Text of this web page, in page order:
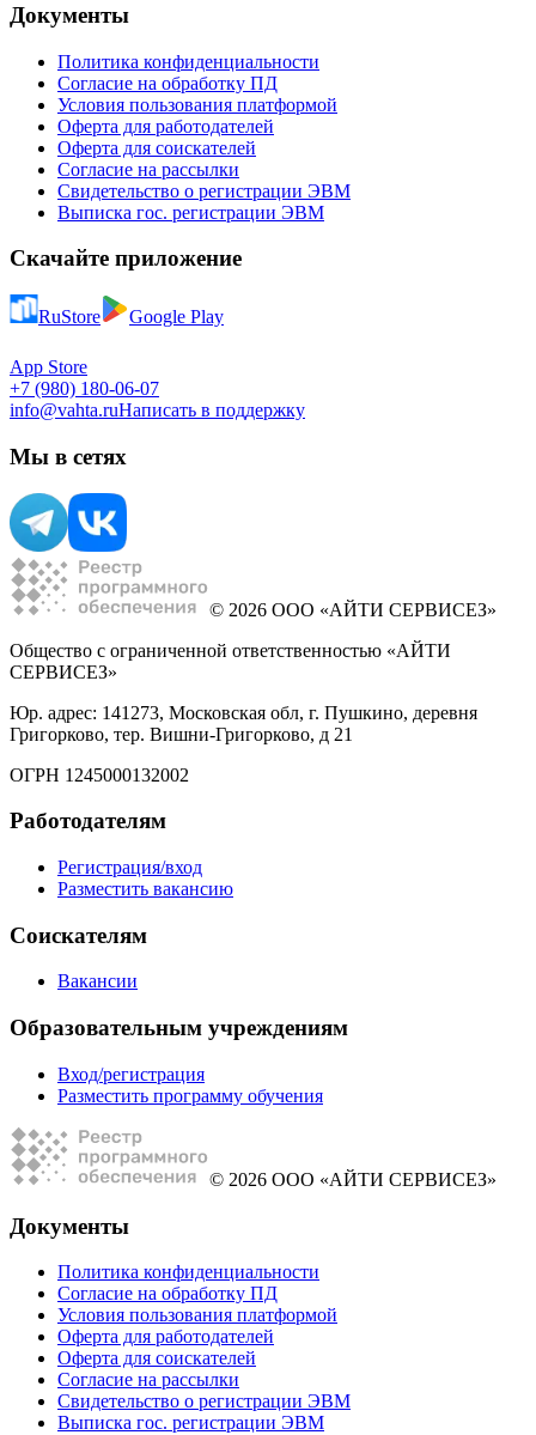
Документы
Политика конфиденциальности
Согласие на обработку ПД
Условия пользования платформой
Оферта для работодателей
Оферта для соискателей
Согласие на рассылки
Свидетельство о регистрации ЭВМ
Выписка гос. регистрации ЭВМ
Скачайте приложение
RuStore Google Play
App Store
+7 (980) 180-06-07
info@vahta.ruНаписать в поддержку
Мы в сетях
© 2026 ООО «АЙТИ СЕРВИСЕЗ»
Общество с ограниченной ответственностью «АЙТИ
СЕРВИСЕЗ»
Юр. адрес: 141273, Московская обл, г. Пушкино, деревня
Григорково, тер. Вишни-Григорково, д 21
ОГРН 1245000132002
Работодателям
Регистрация/вход
Разместить вакансию
Соискателям
Вакансии
Образовательным учреждениям
Вход/регистрация
Разместить программу обучения
© 2026 ООО «АЙТИ СЕРВИСЕЗ»
Документы
Политика конфиденциальности
Согласие на обработку ПД
Условия пользования платформой
Оферта для работодателей
Оферта для соискателей
Согласие на рассылки
Свидетельство о регистрации ЭВМ
Выписка гос. регистрации ЭВМ